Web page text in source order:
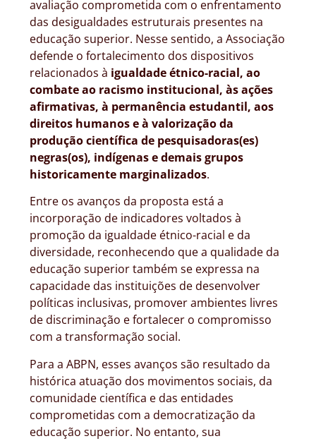
avaliação comprometida com o enfrentamento
das desigualdades estruturais presentes na
educação superior. Nesse sentido, a Associação
defende o fortalecimento dos dispositivos
relacionados à igualdade étnico-racial, ao
combate ao racismo institucional, às ações
afirmativas, à permanência estudantil, aos
direitos humanos e à valorização da
produção científica de pesquisadoras(es)
negras(os), indígenas e demais grupos
historicamente marginalizados.
Entre os avanços da proposta está a
incorporação de indicadores voltados à
promoção da igualdade étnico-racial e da
diversidade, reconhecendo que a qualidade da
educação superior também se expressa na
capacidade das instituições de desenvolver
políticas inclusivas, promover ambientes livres
de discriminação e fortalecer o compromisso
com a transformação social.
Para a ABPN, esses avanços são resultado da
histórica atuação dos movimentos sociais, da
comunidade científica e das entidades
comprometidas com a democratização da
educação superior. No entanto, sua